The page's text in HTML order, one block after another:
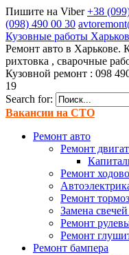
Пишите на Viber+38
(098) 490 00 30
Кузовные работы Харьков
Ремонт авто в Харькове.
рихтовка , сварочные
Кузовной ремонт : 098
19
Search for:
Вакансии на СТО
Ремонт авто
Ремонт
Ремонт
Ремонт
Замена
Ремонт
Ремонт
Ремонт бампера